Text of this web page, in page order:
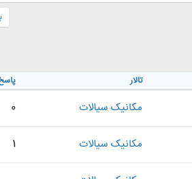
تالار
مکانیک سیالات 0
مکانیک سیالات 1